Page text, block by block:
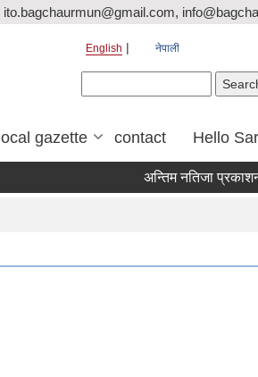
ito.bagchaurmun@gmail.com,
English नेपाली
local gazette contact Hello
अन्तिम नतिजा प्रकाशन